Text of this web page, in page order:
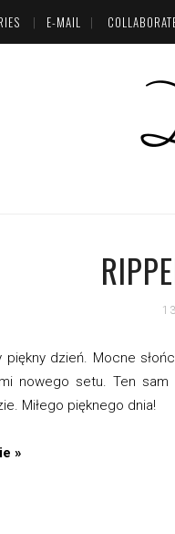
E-MAIL
piękny dzień. Mocne
nowego setu. Ten
Miłego pięknego dnia!
»